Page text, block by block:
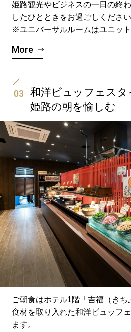
姫路観光やビジネスの一日の終
したひとときをお過ごしください
※ユニバーサルルームはユニット
More
03
和洋ビュッフェスタ
姫路の朝を愉しむ
ご朝食はホテル1階「吉福（きち
食材を取り入れた和洋ビュッフ
ます。